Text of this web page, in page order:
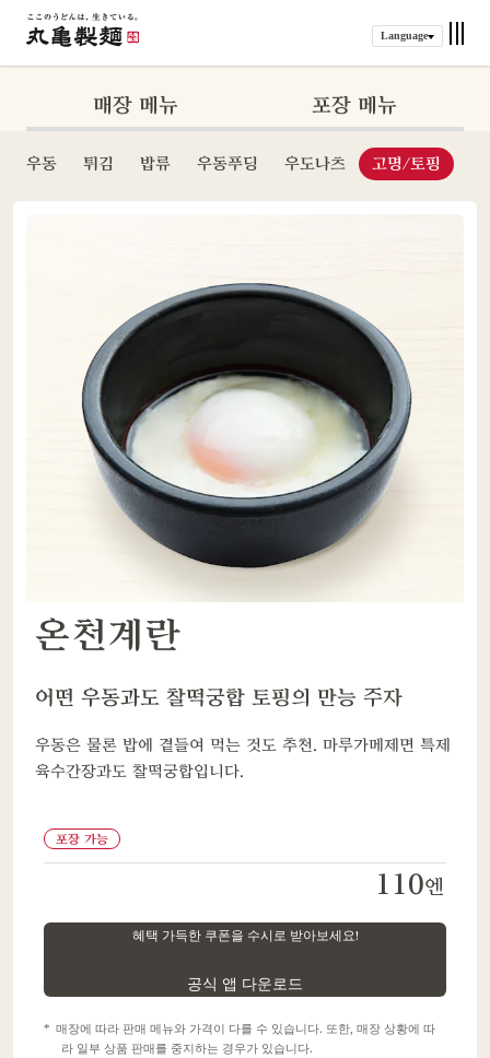
Language
매장 메뉴 포장 메뉴
우동 튀김 밥류 우동푸딩 우도나츠 고명/토핑
온천계란
어떤 우동과도 찰떡궁합 토핑의 만능 주자
우동은 물론 밥에 곁들여 먹는 것도 추천. 마루가메제면 특제
육수간장과도 찰떡궁합입니다.
포장 가능
110엔
혜택 가득한 쿠폰을 수시로 받아보세요!
공식 앱 다운로드
매장에 따라 판매 메뉴와 가격이 다를 수 있습니다. 또한, 매장 상황에 따
라 일부 상품 판매를 중지하는 경우가 있습니다.